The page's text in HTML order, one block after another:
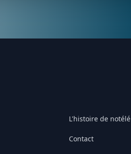
L'histoire de notélé
Contact